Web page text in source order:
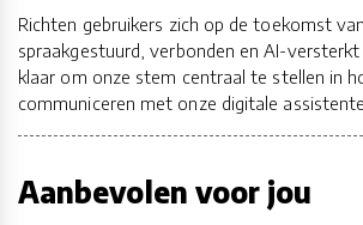
Richten gebruikers zich op de toekomst
spraakgestuurd, verbonden en AI-
klaar om onze stem centraal te stellen in
communiceren met onze digitale
Aanbevolen voor jou